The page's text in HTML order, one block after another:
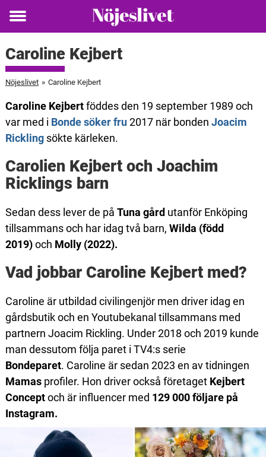
Toggle
Caroline Kejbert
Nöjeslivet » Caroline Kejbert
Caroline Kejbertföddes den 19 september 1989 och
var med i Bonde söker fru2017 när bonden Joacim
Ricklingsökte kärleken.
Carolien Kejbert och Joachim
Ricklings barn
Sedan dess lever de på Tuna gård utanför Enköping
tillsammans och har idag två barn, Wilda (född
2019)och Molly (2022).
Vad jobbar Caroline Kejbert med?
Caroline är utbildad civilingenjör men driver idag en
gårdsbutik och en Youtubekanal tillsammans med
partnern Joacim Rickling. Under 2018 och 2019 kunde
man dessutom följa paret i TV4:s serie
Bondeparet. Caroline är sedan 2023 en av tidningen
Mamasprofiler. Hon driver också företaget Kejbert
Conceptoch är influencer med 129 000 följare på
Instagram.